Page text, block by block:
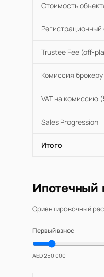
Стоимость
Регистрационный
Trustee Fee (off-
Комиссия
VAT на комиссию
Sales Progression
Итого
Ипотечный
Ориентировочный
Первый взнос
AED 250 000